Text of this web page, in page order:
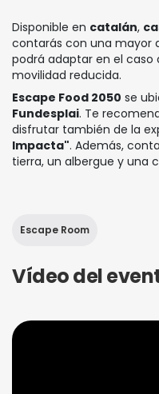
Disponible en catalán,
contarás con una mayor
podrá adaptar en el caso
movilidad reducida.
Escape Food 2050 se
Fundesplai. Te
disfrutar también de la
Impacta". Además,
tierra, un albergue y una
Escape Room
Vídeo del